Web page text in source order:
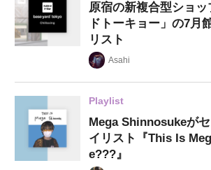
原宿の新複合型ショ
ドトーキョー」の7月
リスト
Asahi
Playlist
Mega Shinnosukeが
イリスト『This Is
e???』